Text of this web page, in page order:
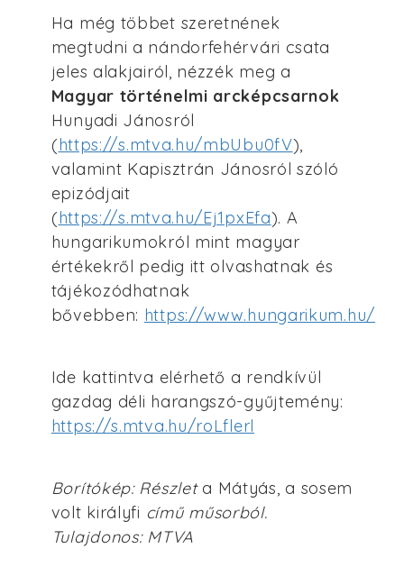
Ha még többet szeretnének
megtudni a nándorfehérvári csata
jeles alakjairól, nézzék meg a
Magyar történelmi arcképcsarnok
Hunyadi Jánosról
(https://s.mtva.hu/mbUbu0fV),
valamint Kapisztrán Jánosról szóló
epizódjait
(https://s.mtva.hu/Ej1pxEfa). A
hungarikumokról mint magyar
értékekről pedig itt olvashatnak és
tájékozódhatnak
bővebben: https://www.hungarikum.hu/
Ide kattintva elérhető a rendkívül
gazdag déli harangszó-gyűjtemény:
https://s.mtva.hu/roLflerl
Borítókép: Részlet a Mátyás, a sosem
volt királyfi című műsorból.
Tulajdonos: MTVA